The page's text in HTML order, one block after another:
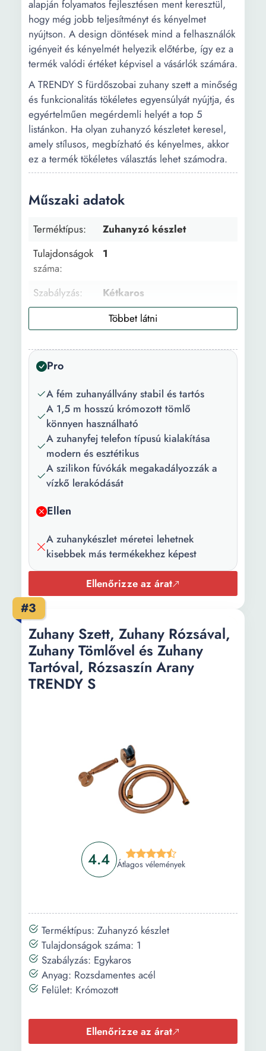
alapján folyamatos fejlesztésen ment keresztül,
hogy még jobb teljesítményt és kényelmet
nyújtson. A design döntések mind a felhasználók
igényeit és kényelmét helyezik előtérbe, így ez a
termék valódi értéket képvisel a vásárlók számára.
A TRENDY S fürdőszobai zuhany szett a minőség
és funkcionalitás tökéletes egyensúlyát nyújtja, és
egyértelműen megérdemli helyét a top 5
listánkon. Ha olyan zuhanyzó készletet keresel,
amely stílusos, megbízható és kényelmes, akkor
ez a termék tökéletes választás lehet számodra.
Műszaki adatok
Terméktípus:
Zuhanyzó készlet
Tulajdonságok
száma:
1
Szabályzás:
Kétkaros
Fém
Szín:
Csomag
tartalma:
1 x Tartó 1 x Zuhanycső 1 x
Zuhanyfej
Hosszúság:
22.5 cm
Szélesség:
8.4 cm
Tömlőhossz:
150 cm
Pro
A fém zuhanyállvány stabil és tartós
A 1,5 m hosszú krómozott tömlő
könnyen használható
A zuhanyfej telefon típusú kialakítása
modern és esztétikus
A szilikon fúvókák megakadályozzák a
vízkő lerakódását
Ellen
A zuhanykészlet méretei lehetnek
kisebbek más termékekhez képest
Ellenőrizze az árat
#3
4.4 Átlagos vélemények
Zuhany Szett, Zuhany Rózsával,
Zuhany Tömlővel és Zuhany
Tartóval, Rózsaszín Arany
TRENDY S
Terméktípus: Zuhanyzó készlet
Tulajdonságok száma: 1
Szabályzás: Egykaros
Anyag: Rozsdamentes acél
Felület: Krómozott
Ellenőrizze az árat